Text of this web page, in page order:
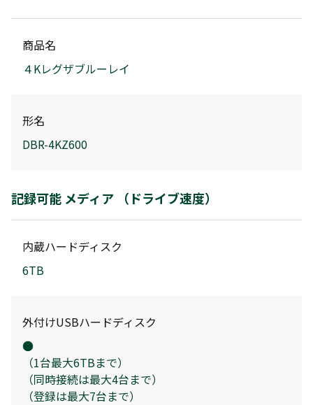
商品名
４Kレグザブルーレイ
形名
DBR-4KZ600
記録可能 メディア （ドライブ速度）
内蔵ハードディスク
6TB
外付けUSBハードディスク
●
（1台最大6TBまで）
（同時接続は最大4台まで）
（登録は最大7台まで）